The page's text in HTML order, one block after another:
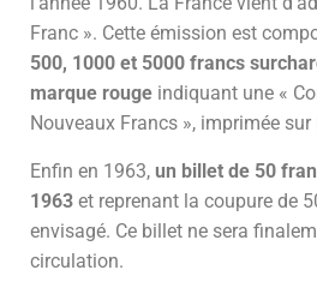
Franc ». Cette émission est
500, 1000 et 5000 francs
marque rouge indiquant une «
Nouveaux Francs », imprimée
Enfin en 1963, un billet de 50
1963 et reprenant la coupure de
envisagé. Ce billet ne sera
circulation.